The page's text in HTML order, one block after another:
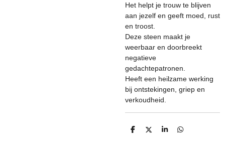
Het helpt je trouw te blijven
aan jezelf en geeft moed, rust
en troost.
Deze steen maakt je
weerbaar en doorbreekt
negatieve
gedachtepatronen.
Heeft een heilzame werking
bij ontstekingen, griep en
verkoudheid.
D
D
S
D